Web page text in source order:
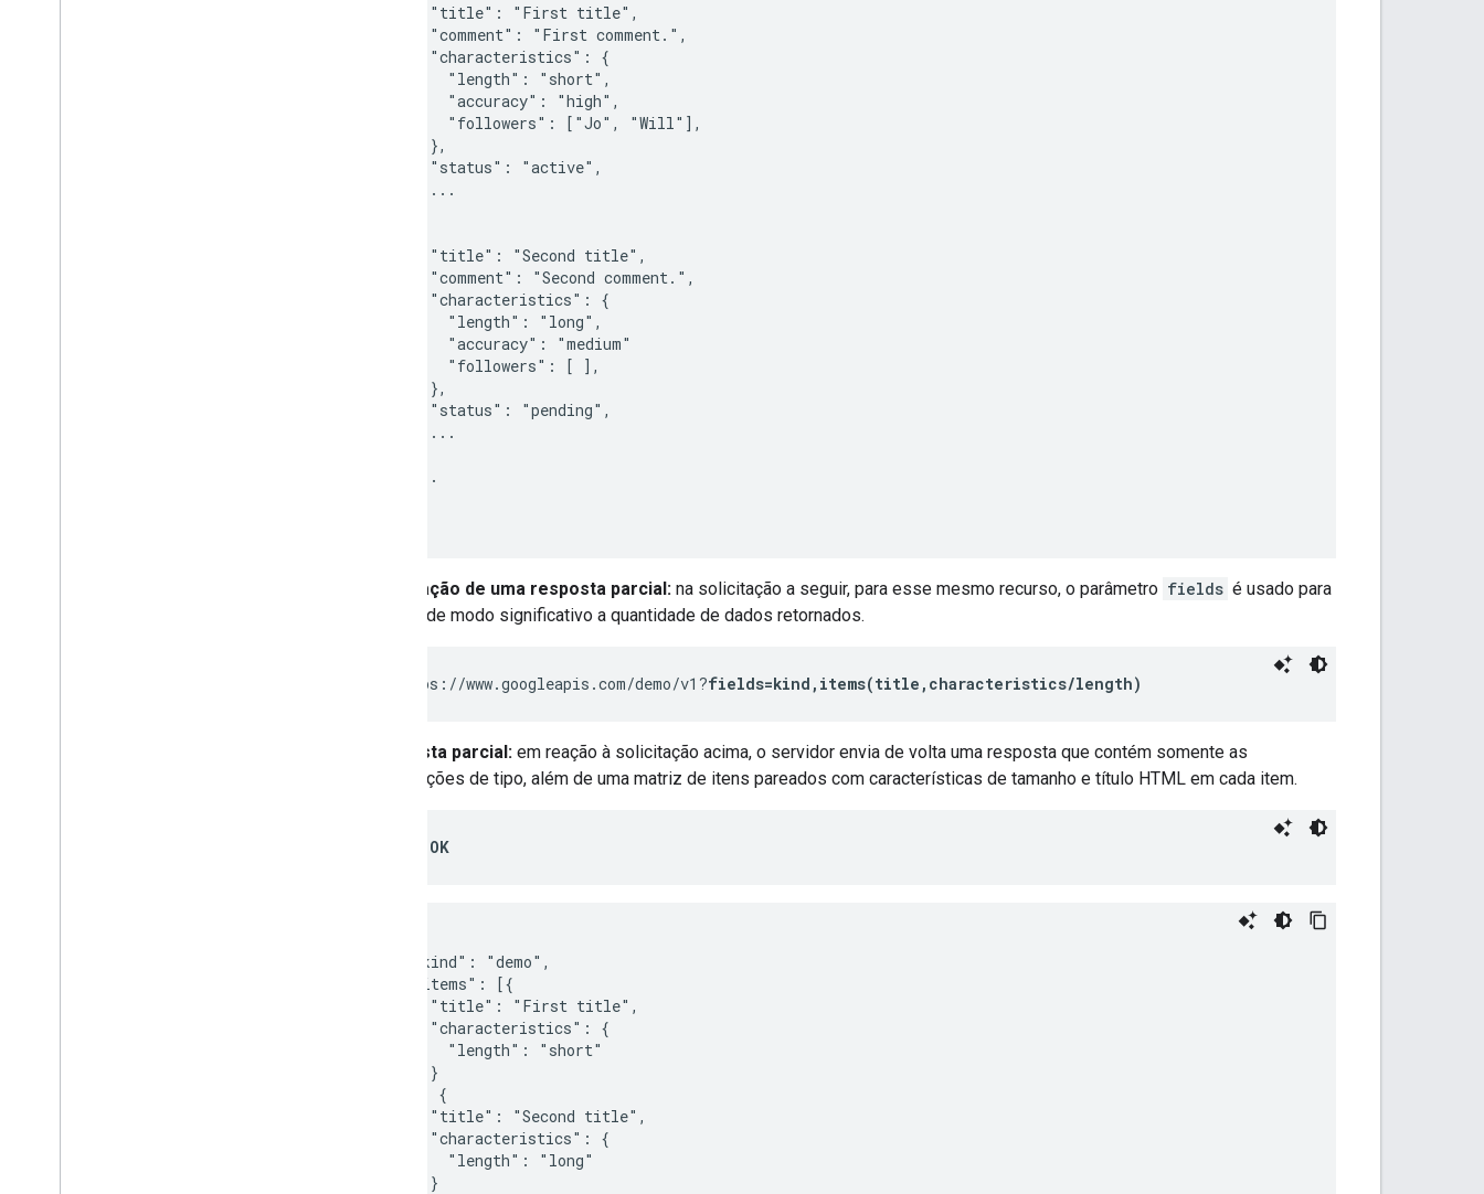
    "title": "First title",
    "comment": "First comment.",
    "characteristics": {
      "length": "short",
      "accuracy": "high",
      "followers": ["Jo", "Will"],
    },
    "status": "active",
    ...
    "title": "Second title",
    "comment": "Second comment.",
    "characteristics": {
      "length": "long",
      "accuracy": "medium"
      "followers": [ ],
    },
    "status": "pending",
    ...
  ...
Solicitação de uma resposta parcial: na solicitação a seguir, para esse mesmo recurso, o parâmetro fields é usado para
reduzir de modo significativo a quantidade de dados retornados.
https://www.googleapis.com/demo/v1?fields=kind,items(title,characteristics/length)
Resposta parcial: em reação à solicitação acima, o servidor envia de volta uma resposta que contém somente as
informações de tipo, além de uma matriz de itens pareados com características de tamanho e título HTML em cada item.
200 OK
  "kind": "demo",
  "items": [{
    "title": "First title",
    "characteristics": {
      "length": "short"
    }
  }, {
    "title": "Second title",
    "characteristics": {
      "length": "long"
    }